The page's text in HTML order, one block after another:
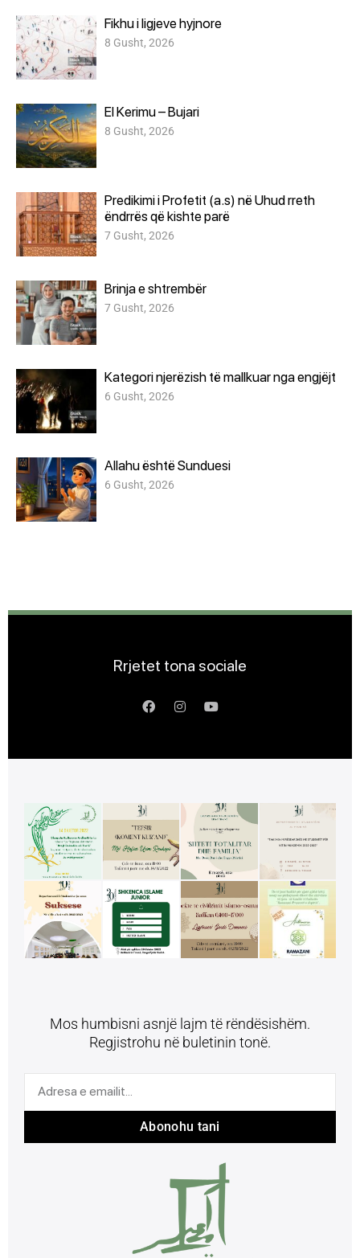
Fikhu i ligjeve hyjnore
8 Gusht, 2026
El Kerimu – Bujari
8 Gusht, 2026
Predikimi i Profetit (a.s) në Uhud rreth
ëndrrës që kishte parë
7 Gusht, 2026
Brinja e shtrembër
7 Gusht, 2026
Kategori njerëzish të mallkuar nga engjëjt
6 Gusht, 2026
Allahu është Sunduesi
6 Gusht, 2026
Rrjetet tona sociale
Mos humbisni asnjë lajm të rëndësishëm.
Regjistrohu në buletinin tonë.
Abonohu tani